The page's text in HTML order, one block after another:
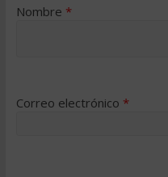
Nombre *
Correo electrónico *